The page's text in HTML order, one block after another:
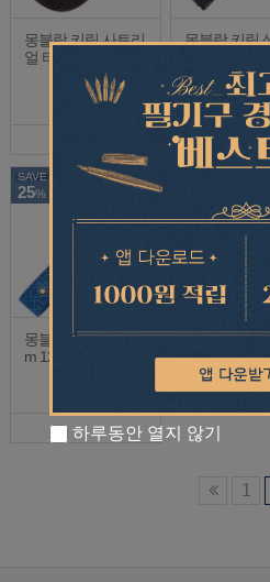
몽블랑 키링 사토리
얼 타바코 113239
(단종상품)
250,000
원
몽블랑 키링
07 (단종상품)
SAVE
25%
몽블랑 키링 M Gra
m 128634
1
하루동안 열지 않기